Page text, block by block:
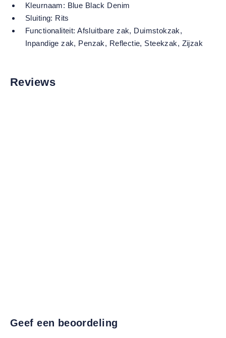
Kleurnaam: Blue Black Denim
Sluiting: Rits
Functionaliteit:Afsluitbare zak, Duimstokzak,
Inpandige zak, Penzak, Reflectie, Steekzak, Zijzak
Reviews
Geef een beoordeling